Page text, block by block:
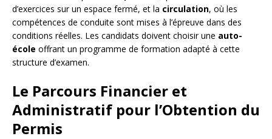
d’exercices sur un espace fermé, et la circulation, où les
compétences de conduite sont mises à l’épreuve dans des
conditions réelles. Les candidats doivent choisir une auto-
école offrant un programme de formation adapté à cette
structure d’examen.
Le Parcours Financier et
Administratif pour l’Obtention du
Permis